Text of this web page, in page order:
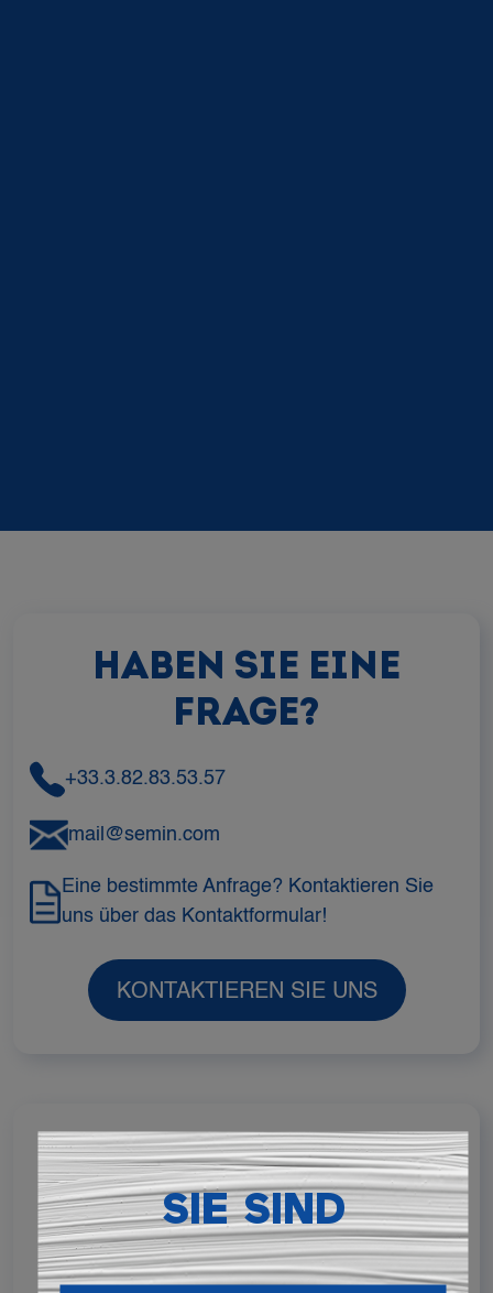
SIE SIND
HABEN SIE EINE
FRAGE?
+33.3.82.83.53.57
mail@semin.com
Eine bestimmte Anfrage? Kontaktieren Sie
uns über das Kontaktformular!
KONTAKTIEREN SIE UNS
BLEIBEN WIR IN
VERBINDUNG